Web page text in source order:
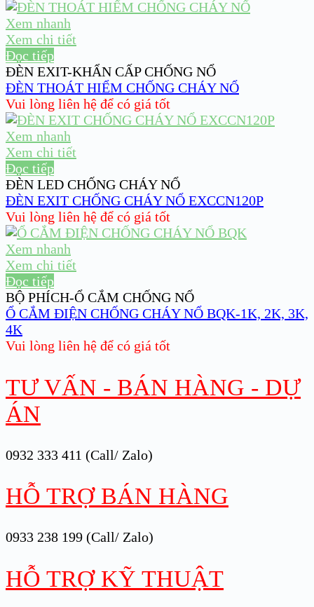
Xem nhanh
Xem chi tiết
Đọc tiếp
ĐÈN EXIT-KHẨN CẤP CHỐNG NỔ
ĐÈN THOÁT HIỂM CHỐNG CHÁY NỔ
Vui lòng liên hệ để có giá tốt
Xem nhanh
Xem chi tiết
Đọc tiếp
ĐÈN LED CHỐNG CHÁY NỔ
ĐÈN EXIT CHỐNG CHÁY NỔ EXCCN120P
Vui lòng liên hệ để có giá tốt
Xem nhanh
Xem chi tiết
Đọc tiếp
BỘ PHÍCH-Ổ CẮM CHỐNG NỔ
Ổ CẮM ĐIỆN CHỐNG CHÁY NỔ BQK-1K, 2K, 3K,
4K
Vui lòng liên hệ để có giá tốt
TƯ VẤN - BÁN HÀNG - DỰ
ÁN
0932 333 411 (Call/ Zalo)
HỖ TRỢ BÁN HÀNG
0933 238 199 (Call/ Zalo)
HỖ TRỢ KỸ THUẬT